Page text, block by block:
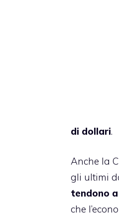
di dollari.
Anche la
gli ultimi
tendono
che